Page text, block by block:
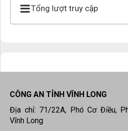
Tổng lượt truy cập
CÔNG AN TỈNH VĨNH LONG
Địa chỉ: 71/22A, Phó Cơ Điều,
Vĩnh Long